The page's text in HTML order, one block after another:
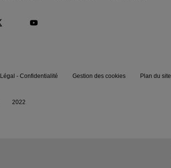
Légal - Confidentialité Gestion des cookies Plan du site
2022